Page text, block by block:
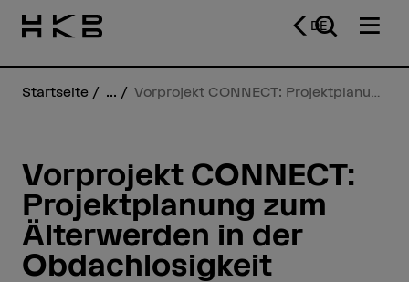
DE
Startseite ...
Vorprojekt CONNECT:
Projektplanung zum
Älterwerden in der
Obdachlosigkeit